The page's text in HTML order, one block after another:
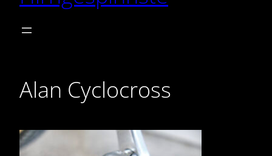
Alan Cyclocross